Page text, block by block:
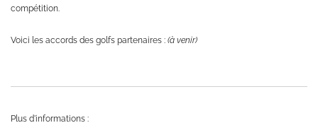
compétition.
Voici les accords des golfs partenaires : (à venir)
Plus d'informations :